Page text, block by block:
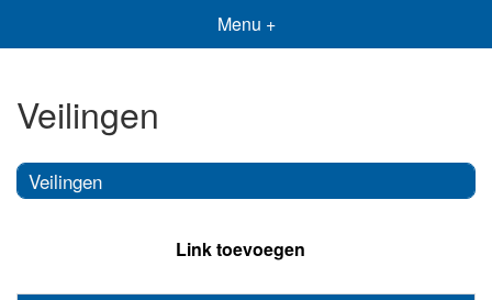
Menu +
Veilingen
Veilingen
Link toevoegen